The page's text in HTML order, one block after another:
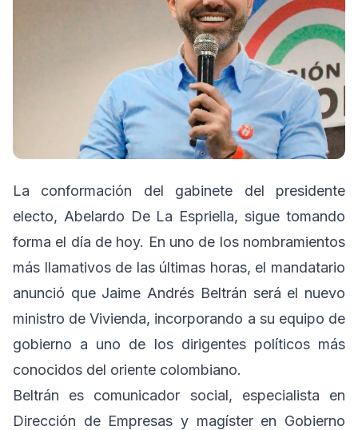
La conformación del gabinete del presidente
electo, Abelardo De La Espriella, sigue tomando
forma el día de hoy. En uno de los nombramientos
más llamativos de las últimas horas, el mandatario
anunció que Jaime Andrés Beltrán será el nuevo
ministro de Vivienda, incorporando a su equipo de
gobierno a uno de los dirigentes políticos más
conocidos del oriente colombiano.
Beltrán es comunicador social, especialista en
Dirección de Empresas y magíster en Gobierno